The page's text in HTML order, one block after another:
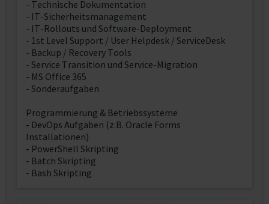
- Technische Dokumentation
- IT-Sicherheitsmanagement
- IT-Rollouts und Software-Deployment
- 1st Level Support / User Helpdesk / ServiceDesk
- Backup / Recovery Tools
- Service Transition und Service-Migration
- MS Office 365
- Sonderaufgaben
Programmierung & Betriebssysteme
- DevOps Aufgaben (z.B. Oracle Forms
Installationen)
- PowerShell Skripting
- Batch Skripting
- Bash Skripting